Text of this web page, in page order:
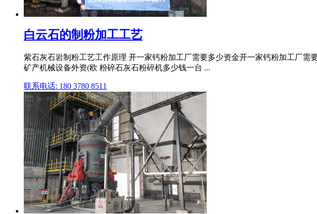
白云石的制粉加工工艺
紫石灰石岩制粉工艺工作原理 开一家钙粉加工厂需要多少资金开一家钙粉加工厂
矿产机械设备外资(欧 粉碎石灰石粉碎机多少钱一台 ...
联系电话: 180 3780 8511